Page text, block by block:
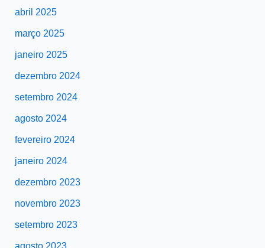
abril 2025
março 2025
janeiro 2025
dezembro 2024
setembro 2024
agosto 2024
fevereiro 2024
janeiro 2024
dezembro 2023
novembro 2023
setembro 2023